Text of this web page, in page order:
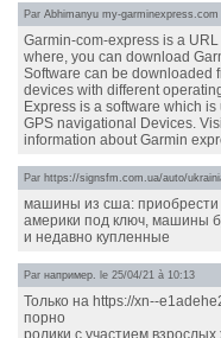
Par Abhimanyu my-garminexpress.com
Garmin-com-express is a
where, you can download
Software can be downloaded
devices with different
Express is a software which
GPS navigational Devices.
information about Garmin
Par https://signsfm.com.ua/auto/
машины из сша:
америки под ключ, машины
и недавно купленные
Par например. le 25/04/21 à 10:13
Только на https://xn--
порно
ролики с участием